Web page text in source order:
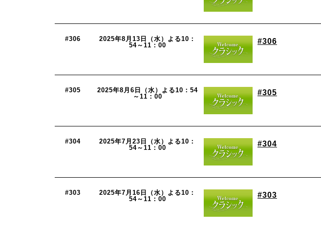
#306
2025年8月13日（水）よる10：
54～11：00
#306
#305
2025年8月6日（水）よる10：54
～11：00
#305
#304
2025年7月23日（水）よる10：
54～11：00
#304
#303
2025年7月16日（水）よる10：
54～11：00
#303